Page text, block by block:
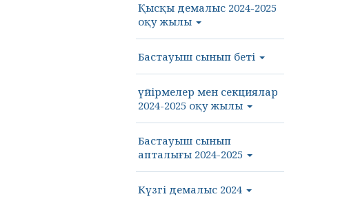
Қысқы демалыс 2024-2025
оқу жылы
Бастауыш сынып беті
үйірмелер мен секциялар
2024-2025 оқу жылы
Бастауыш сынып
апталығы 2024-2025
Күзгі демалыс 2024